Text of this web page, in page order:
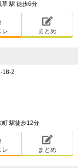
草 駅 徒歩6分
レ まとめ
18-2
町 駅徒歩12分
レ まとめ